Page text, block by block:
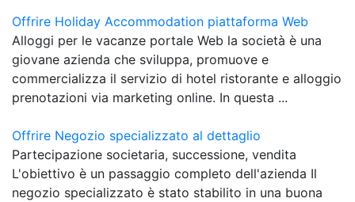
Offrire Holiday Accommodation piattaforma Web
Alloggi per le vacanze portale Web la società è una
giovane azienda che sviluppa, promuove e
commercializza il servizio di hotel ristorante e alloggio
prenotazioni via marketing online. In questa ...
Offrire Negozio specializzato al dettaglio
Partecipazione societaria, successione, vendita
L'obiettivo è un passaggio completo dell'azienda Il
negozio specializzato è stato stabilito in una buona